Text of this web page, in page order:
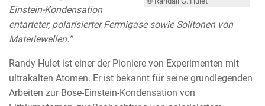
Einstein-Kondensation
entarteter, polarisierter Fermigase sowie Solitonen von
Materiewellen.“
Randy Hulet ist einer der Pioniere von Experimenten mit
ultrakalten Atomen. Er ist bekannt für seine grundlegenden
Arbeiten zur Bose-Einstein-Kondensation von